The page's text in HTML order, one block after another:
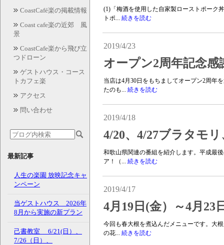
CoastCafé楽の掲載情報
Coast cafe楽の近郊 風
景
CoastCafe楽から飛び立
つドローン
ゲストハウス・コース
トカフェ楽
アクセス
問い合わせ
最新記事
人生の楽園 放映記念キャ
ンペーン
当ゲストハウス 2026年
8月から実施の新プラン
己書教室 6/21(日）、
7/26（日）、
(1)「梅酒を使用した自家製ローストポ
トポ... 続きを読む
2019/4/23
オープン2周年記念
当店は4月30日をもちましてオープン2周年
たのも... 続きを読む
2019/4/18
4/20、4/27ブラタモ
和歌山県関連の番組を紹介します。平成最
ア！（... 続きを読む
2019/4/17
4月19日(金）～4月23
今回も春大根を煮込んだメニューです。大
の花... 続きを読む